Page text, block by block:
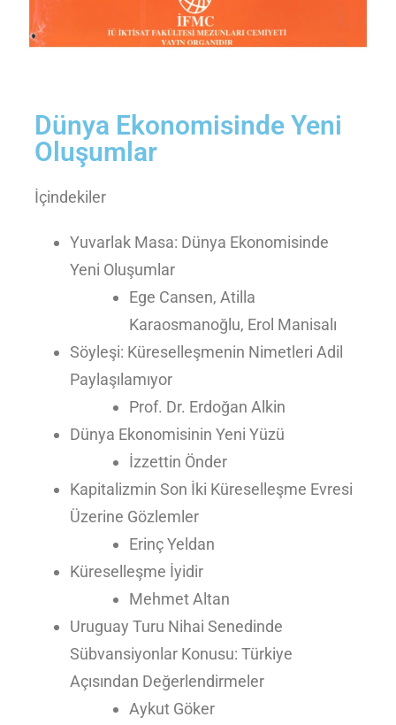
Dünya Ekonomisinde Yeni
Oluşumlar
İçindekiler
Yuvarlak Masa: Dünya Ekonomisinde
Yeni Oluşumlar
Ege Cansen, Atilla
Karaosmanoğlu, Erol Manisalı
Söyleşi: Küreselleşmenin Nimetleri Adil
Paylaşılamıyor
Prof. Dr. Erdoğan Alkin
Dünya Ekonomisinin Yeni Yüzü
İzzettin Önder
Kapitalizmin Son İki Küreselleşme Evresi
Üzerine Gözlemler
Erinç Yeldan
Küreselleşme İyidir
Mehmet Altan
Uruguay Turu Nihai Senedinde
Sübvansiyonlar Konusu: Türkiye
Açısından Değerlendirmeler
Aykut Göker